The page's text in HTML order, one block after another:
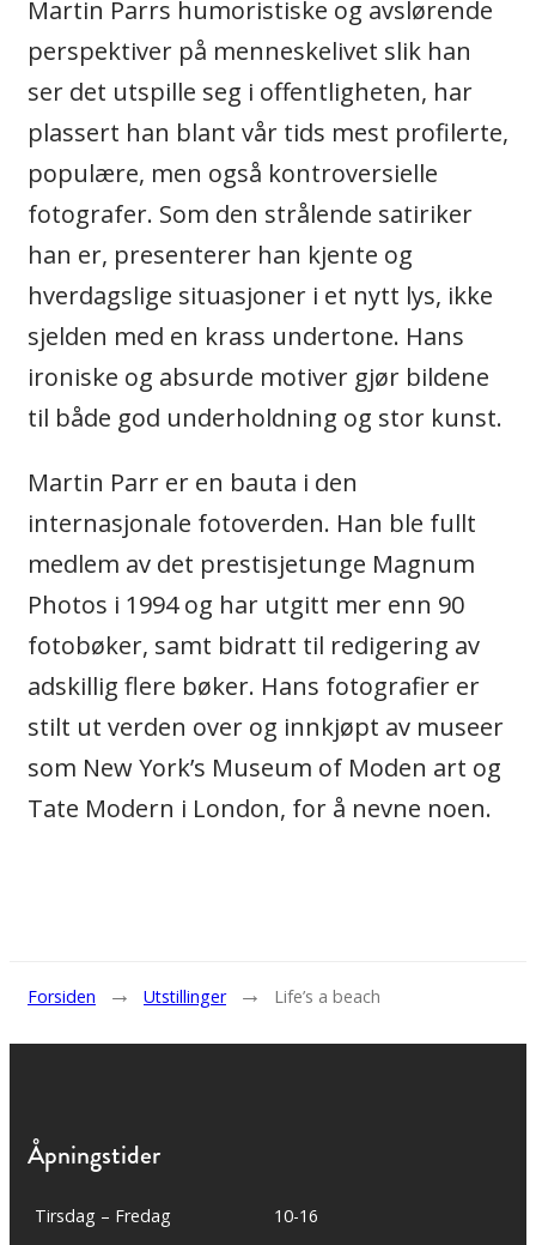
Martin Parrs humoristiske og avslørende
perspektiver på menneskelivet slik han
ser det utspille seg i offentligheten, har
plassert han blant vår tids mest profilerte,
populære, men også kontroversielle
fotografer. Som den strålende satiriker
han er, presenterer han kjente og
hverdagslige situasjoner i et nytt lys, ikke
sjelden med en krass undertone. Hans
ironiske og absurde motiver gjør bildene
til både god underholdning og stor kunst.
Martin Parr er en bauta i den
internasjonale fotoverden. Han ble fullt
medlem av det prestisjetunge Magnum
Photos i 1994 og har utgitt mer enn 90
fotobøker, samt bidratt til redigering av
adskillig flere bøker. Hans fotografier er
stilt ut verden over og innkjøpt av museer
som New York’s Museum of Moden art og
Tate Modern i London, for å nevne noen.
Forsiden → Utstillinger→ Life’s a beach
Åpningstider
Tirsdag – Fredag
10-16